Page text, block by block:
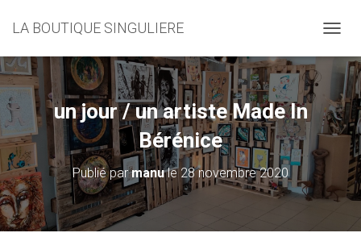
LA BOUTIQUE SINGULIERE
É
I
E
R
A
un jour / un artiste Made In
Bérénice
Publié parmanule28 novembre 2020